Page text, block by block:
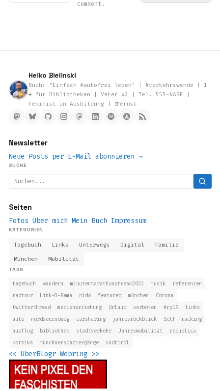
comment.
Heiko Bielinski
Buch: "Einfach #autofrei leben" | #verkehrswende | 1
❤️ für Bibliotheken | Vater x2 | Tel. 555-NASE |
Feminist in Ausbildung | 🍺ernst
Newsletter
Neue Posts per E-Mail abonnieren →
SUCHE
Seiten
Fotos Über mich Mein Buch Impressum
KATEGORIEN
Tagebuch Links Unterwegs Digital Familie
München
Mobilität
TAGS
tagebuch wandern minutenmarathonstreak2022 musik
referenzen
radtour
Link-O-Rama nido featured münchen
Corona
twitterthread
medienerziehung Urlaub verboten #rp19
links
auto
nordseeradweg carsharing jahresrückblick
Self-Tracking
ausflug
bibliothek stadtverkehr Jahresmobilität
republica
korsika
münchnerspaziergänge südtirol
<< UberBlogr Webring >>